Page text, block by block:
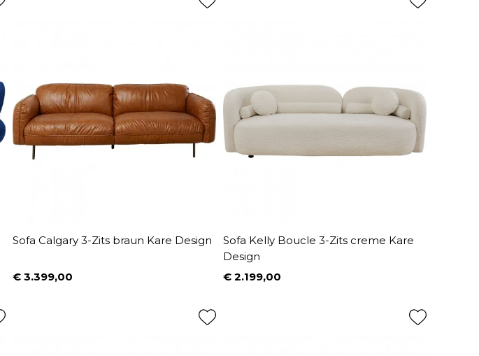
Sofa Calgary 3-Zits braun Kare Design
Prijs
€ 3.399,00
Sofa Kelly Boucle 3-Zits creme Kare
Design
Prijs
€ 2.199,00